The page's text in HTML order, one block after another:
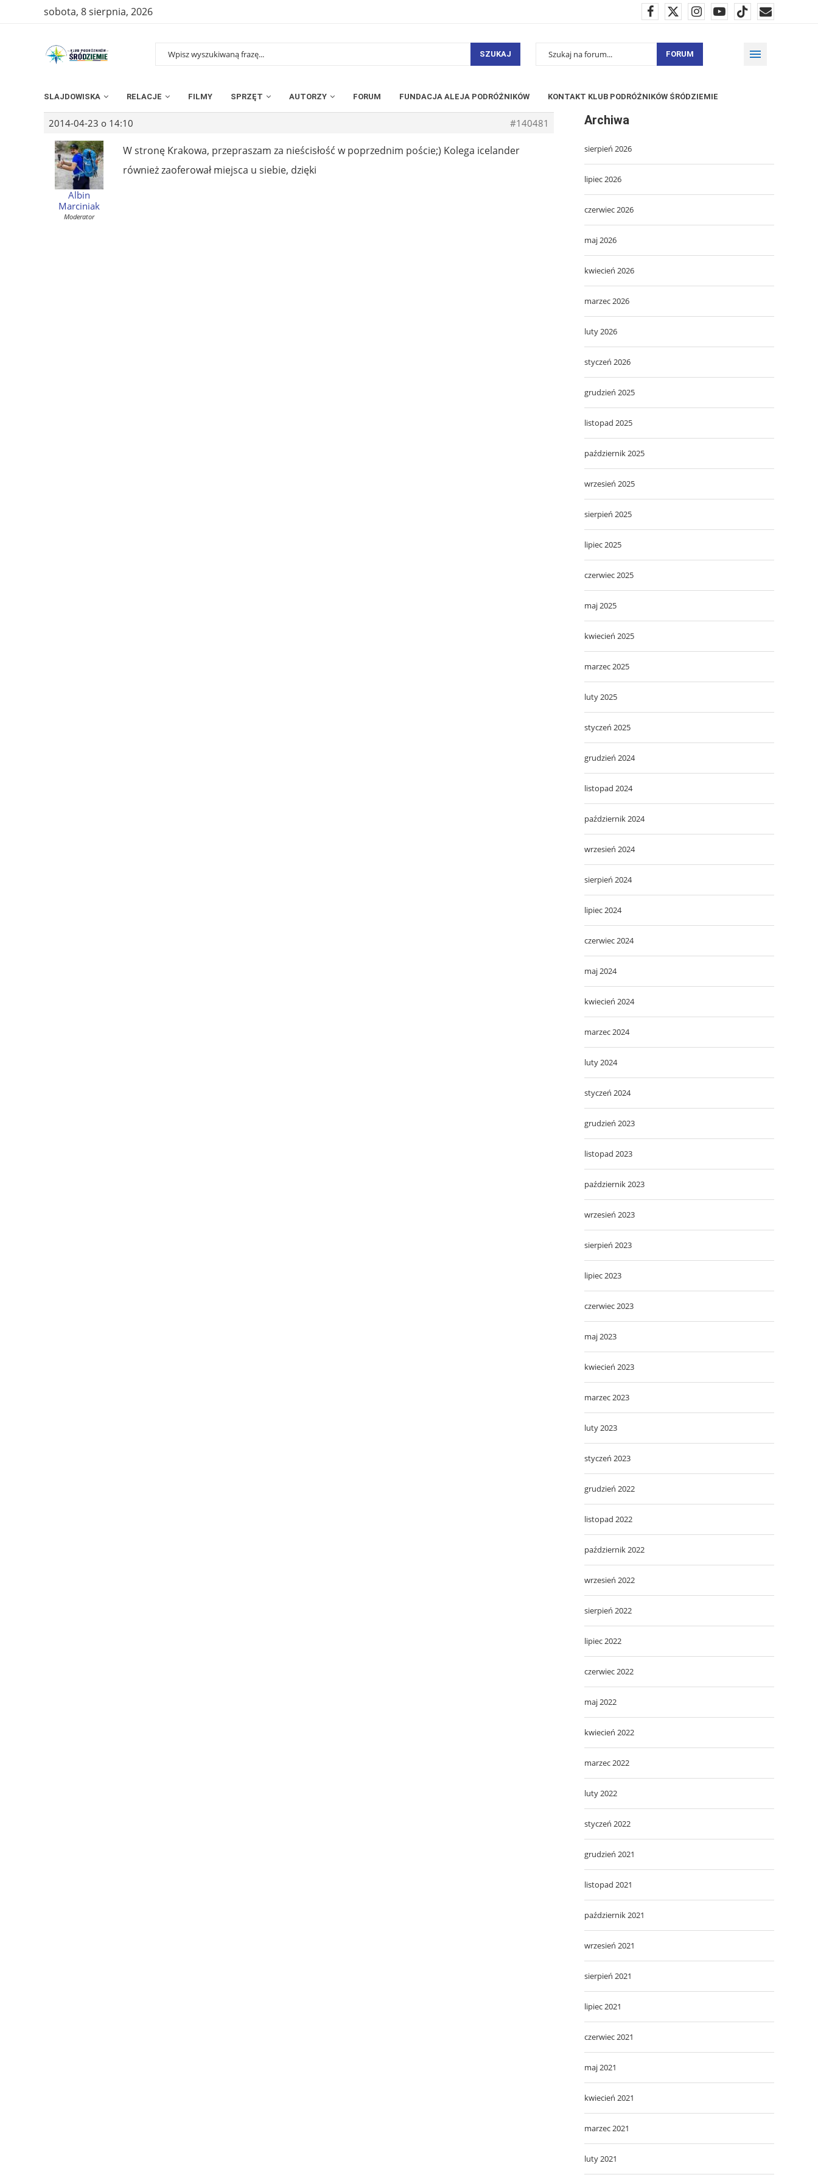
sobota, 8 sierpnia, 2026
SZUKAJ FORUM
SLAJDOWISKA RELACJE FILMY SPRZĘT AUTORZY FORUM FUNDACJA ALEJA PODRÓŻNIKÓW KONTAKT KLUB PODRÓŻNIKÓW ŚRÓDZIEMIE
2014-04-23 o 14:10 #140481
Albin
Marciniak
Moderator
W stronę Krakowa, przepraszam za nieścisłość w poprzednim poście;) Kolega icelander
również zaoferował miejsca u siebie, dzięki
Archiwa
sierpień 2026
lipiec 2026
czerwiec 2026
maj 2026
kwiecień 2026
marzec 2026
luty 2026
styczeń 2026
grudzień 2025
listopad 2025
październik 2025
wrzesień 2025
sierpień 2025
lipiec 2025
czerwiec 2025
maj 2025
kwiecień 2025
marzec 2025
luty 2025
styczeń 2025
grudzień 2024
listopad 2024
październik 2024
wrzesień 2024
sierpień 2024
lipiec 2024
czerwiec 2024
maj 2024
kwiecień 2024
marzec 2024
luty 2024
styczeń 2024
grudzień 2023
listopad 2023
październik 2023
wrzesień 2023
sierpień 2023
lipiec 2023
czerwiec 2023
maj 2023
kwiecień 2023
marzec 2023
luty 2023
styczeń 2023
grudzień 2022
listopad 2022
październik 2022
wrzesień 2022
sierpień 2022
lipiec 2022
czerwiec 2022
maj 2022
kwiecień 2022
marzec 2022
luty 2022
styczeń 2022
grudzień 2021
listopad 2021
październik 2021
wrzesień 2021
sierpień 2021
lipiec 2021
czerwiec 2021
maj 2021
kwiecień 2021
marzec 2021
luty 2021